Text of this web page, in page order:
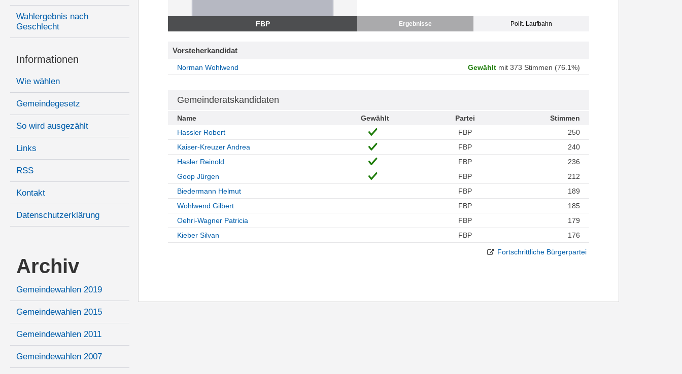
Wahlergebnis nach
Geschlecht
Informationen
Wie wählen
Gemeindegesetz
So wird ausgezählt
Links
RSS
Kontakt
Datenschutzerklärung
Archiv
Gemeindewahlen 2019
Gemeindewahlen 2015
Gemeindewahlen 2011
Gemeindewahlen 2007
FBP Ergebnisse Polit. Laufbahn
Vorsteherkandidat
Norman Wohlwend Gewähltmit 373 Stimmen (76.1%)
Gemeinderatskandidaten
Name Gewählt Partei
Stimmen
Hassler Robert
FBP
250
Kaiser-Kreuzer Andrea
FBP
240
Hasler Reinold
FBP
236
Goop Jürgen
FBP
212
Biedermann Helmut
FBP
189
Wohlwend Gilbert
FBP
185
Oehri-Wagner Patricia
FBP
179
Kieber Silvan
FBP 176
Fortschrittliche Bürgerpartei